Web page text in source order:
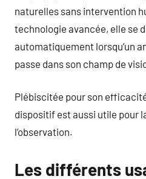
naturelles sans intervention
technologie avancée, elle se
automatiquement lorsqu’un
passe dans son champ de
Plébiscitée pour son
dispositif est aussi utile pour
l’observation.
Les différents